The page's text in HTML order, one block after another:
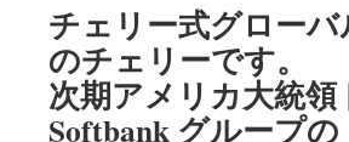
チェリー式グロー
のチェリーです。
次期アメリカ大統領
Softbank グループの